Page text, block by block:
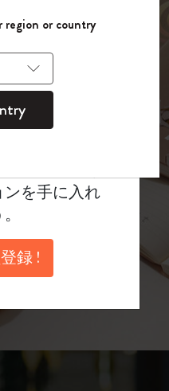
保存する
サン
示1
、コード
力すると、初
無料になり
レット品は
を手に入れ
録 !
or country